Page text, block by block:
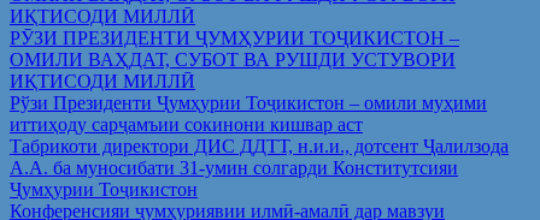
ИҚТИСОДИ МИЛЛӢ
РӮЗИ ПРЕЗИДЕНТИ ҶУМҲУРИИ ТОҶИКИСТОН –
ОМИЛИ ВАҲДАТ, СУБОТ ВА РУШДИ УСТУВОРИ
ИҚТИСОДИ МИЛЛӢ
Рўзи Президенти Ҷумҳурии Тоҷикистон – омили муҳими
иттиҳоду сарҷамъии сокинони кишвар аст
Табрикоти директори ДИС ДДТТ, н.и.и., дотсент Ҷалилзода
А.А. ба муносибати 31-умин солгарди Конститутсияи
Ҷумҳурии Тоҷикистон
Конференсияи ҷумҳуриявии илмӣ-амалӣ дар мавзуи